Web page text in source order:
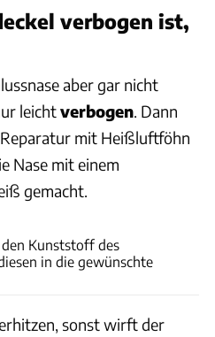
verbogen ist,
aber gar nicht
leichtverbogen. Dann
mit Heißluftföhn
Nase mit einem
gemacht.
Kunststoff des
in die gewünschte
sonst wirft der